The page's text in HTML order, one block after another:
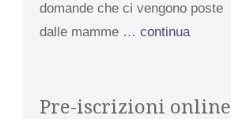
domande che ci vengono poste
dalle mamme … continua
Pre-iscrizioni online